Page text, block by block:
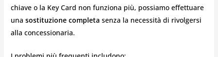
chiave o la Key Card non funziona più, possiamo effettuare
una sostituzione completa senza la necessità di rivolgersi
alla concessionaria.